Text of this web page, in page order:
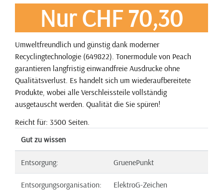
Nur CHF 70,30
Umweltfreundlich und günstig dank moderner
Recyclingtechnologie (649822). Tonermodule von Peach
garantieren langfristig einwandfreie Ausdrucke ohne
Qualitätsverlust. Es handelt sich um wiederaufbereitete
Produkte, wobei alle Verschleissteile vollständig
ausgetauscht werden. Qualität die Sie spüren!
Reicht für: 3500 Seiten.
Gut zu wissen
Entsorgung: GruenePunkt
Entsorgungsorganisation: ElektroG-Zeichen